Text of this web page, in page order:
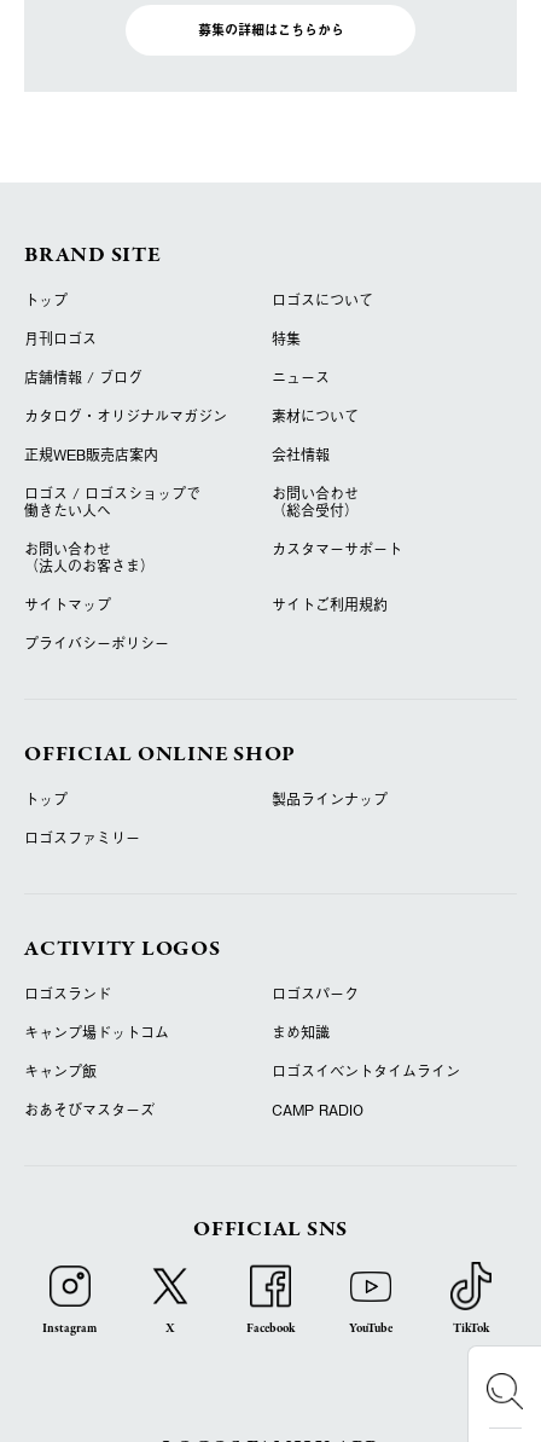
募集の詳細はこちらから
BRAND SITE
トップ
ロゴスについて
月刊ロゴス
特集
店舗情報 / ブログ
ニュース
カタログ・オリジナルマガジン
素材について
正規WEB販売店案内
会社情報
ロゴス / ロゴスショップで
働きたい人へ
お問い合わせ
（総合受付）
お問い合わせ
（法人のお客さま）
カスタマーサポート
サイトマップ
サイトご利用規約
プライバシーポリシー
OFFICIAL ONLINE SHOP
トップ
製品ラインナップ
ロゴスファミリー
ACTIVITY LOGOS
ロゴスランド
ロゴスパーク
キャンプ場ドットコム
まめ知識
キャンプ飯
ロゴスイベントタイムライン
おあそびマスターズ
CAMP RADIO
OFFICIAL SNS
Instagram X Facebook YouTube TikTok